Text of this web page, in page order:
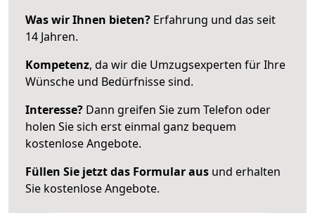
Was wir Ihnen bieten? Erfahrung und das seit
14 Jahren.
Kompetenz, da wir die Umzugsexperten für Ihre
Wünsche und Bedürfnisse sind.
Interesse? Dann greifen Sie zum Telefon oder
holen Sie sich erst einmal ganz bequem
kostenlose Angebote.
Füllen Sie jetzt das Formular aus und erhalten
Sie kostenlose Angebote.